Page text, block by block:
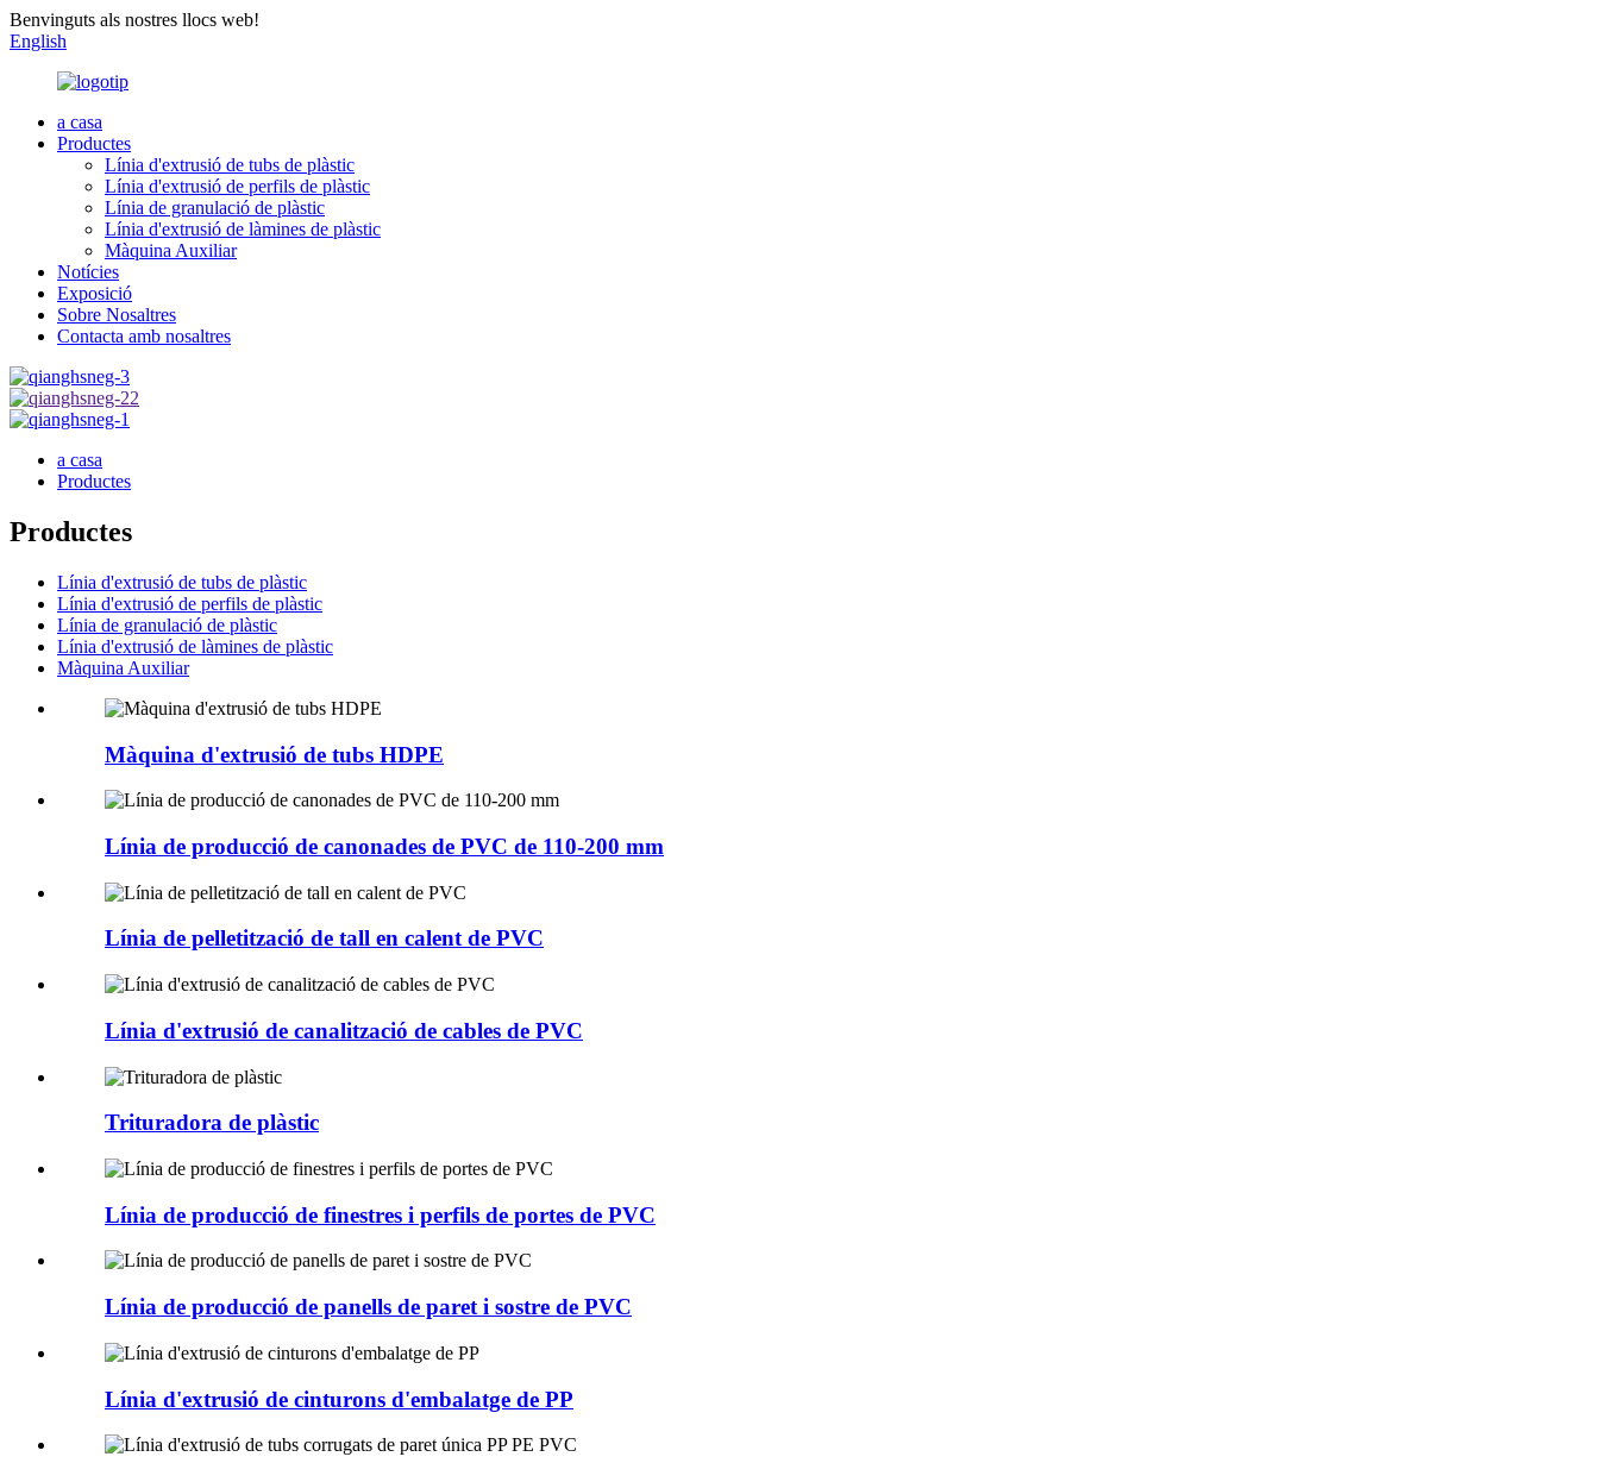
Benvinguts als nostres llocs web!
English
a casa
Productes
Línia d'extrusió de tubs de plàstic
Línia d'extrusió de perfils de plàstic
Línia de granulació de plàstic
Línia d'extrusió de làmines de plàstic
Màquina Auxiliar
Notícies
Exposició
Sobre Nosaltres
Contacta amb nosaltres
a casa
Productes
Productes
Línia d'extrusió de tubs de plàstic
Línia d'extrusió de perfils de plàstic
Línia de granulació de plàstic
Línia d'extrusió de làmines de plàstic
Màquina Auxiliar
Màquina d'extrusió de tubs HDPE
Línia de producció de canonades de PVC de 110-200 mm
Línia de pelletització de tall en calent de PVC
Línia d'extrusió de canalització de cables de PVC
Trituradora de plàstic
Línia de producció de finestres i perfils de portes de PVC
Línia de producció de panells de paret i sostre de PVC
Línia d'extrusió de cinturons d'embalatge de PP